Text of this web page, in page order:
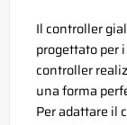
Il controller
progettato per
controller
una forma
Per adattare il